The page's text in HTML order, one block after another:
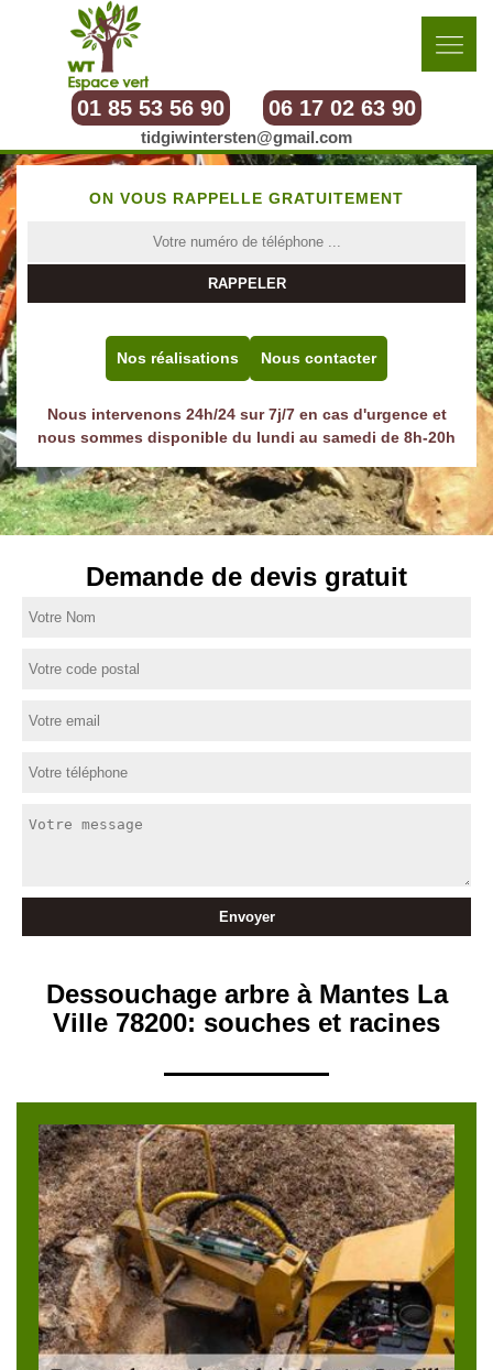
01 85 53 56 90 06 17 02 63 90
tidgiwintersten@gmail.com
ON VOUS RAPPELLE GRATUITEMENT
Nos réalisations Nous contacter
Nous intervenons 24h/24 sur 7j/7 en cas d'urgence et
nous sommes disponible du lundi au samedi de 8h-20h
Demande de devis gratuit
Dessouchage arbre à Mantes La
Ville 78200: souches et racines